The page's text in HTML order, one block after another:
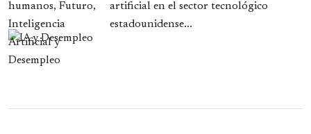
artificial en el sector tecnológico
estadounidense...